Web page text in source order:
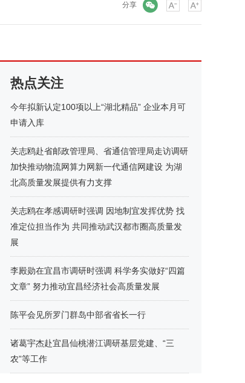
分享
热点关注
今年拟新认定100项以上“湖北精品” 企业本月可
申请入库
关志鸥赴省邮政管理局、省通信管理局走访调研
加快推动物流网算力网新一代通信网建设 为湖
北高质量发展提供有力支撑
关志鸥在孝感调研时强调 因地制宜发挥优势 找
准定位担当作为 共同推动武汉都市圈高质量发
展
李殿勋在宜昌市调研时强调 科学务实做好“四篇
文章” 努力推动宜昌经济社会高质量发展
陈平会见所罗门群岛中部省省长一行
诸葛宇杰赴宜昌仙桃潜江调研基层党建、“三
农”等工作